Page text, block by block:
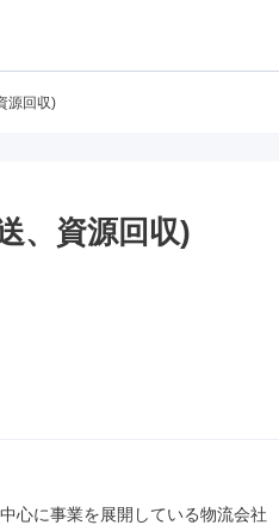
源回収)
、資源回収)
心に事業を展開している物流会社